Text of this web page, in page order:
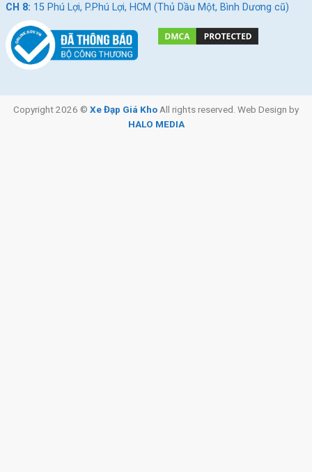
CH 8: 15 Phú Lợi, P.Phú Lợi, HCM (Thủ Dầu Một, Bình Dương cũ)
Copyright 2026 © Xe Đạp Giá Kho All rights reserved. Web Design by
HALO MEDIA